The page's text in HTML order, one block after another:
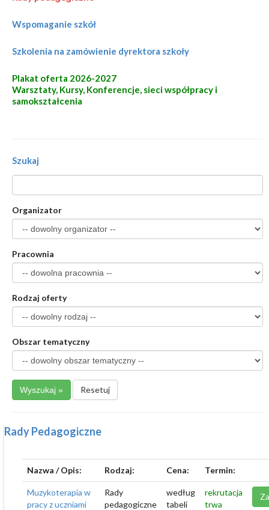
Wspomaganie szkół
Szkolenia na zamówienie dyrektora szkoły
Plakat oferta 2026-2027
Warsztaty, Kursy, Konferencje, sieci współpracy i
samokształcenia
Szukaj
Organizator
Pracownia
Rodzaj oferty
Obszar tematyczny
Resetuj
Rady Pedagogiczne
Nazwa / Opis: Rodzaj: Cena: Termin:
Muzykoterapia w
pracy z uczniami
Rady
pedagogiczne
według
tabeli
rekrutacja
trwa